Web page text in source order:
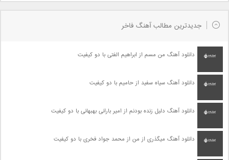
جدیدترین مطالب آهنگ فاخر
دانلود آهنگ من مسم از ابراهیم الفتی با دو کیفیت
دانلود آهنگ سیاه سفید از حامیم با دو کیفیت
دانلود آهنگ دلیل زنده بودنم از امیر بارانی بهبهانی با دو کیفیت
دانلود آهنگ میگذری از من از محمد جواد فخری با دو کیفیت